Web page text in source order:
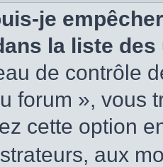
je
la liste
de contrôle
forum », vous
cette option
aux